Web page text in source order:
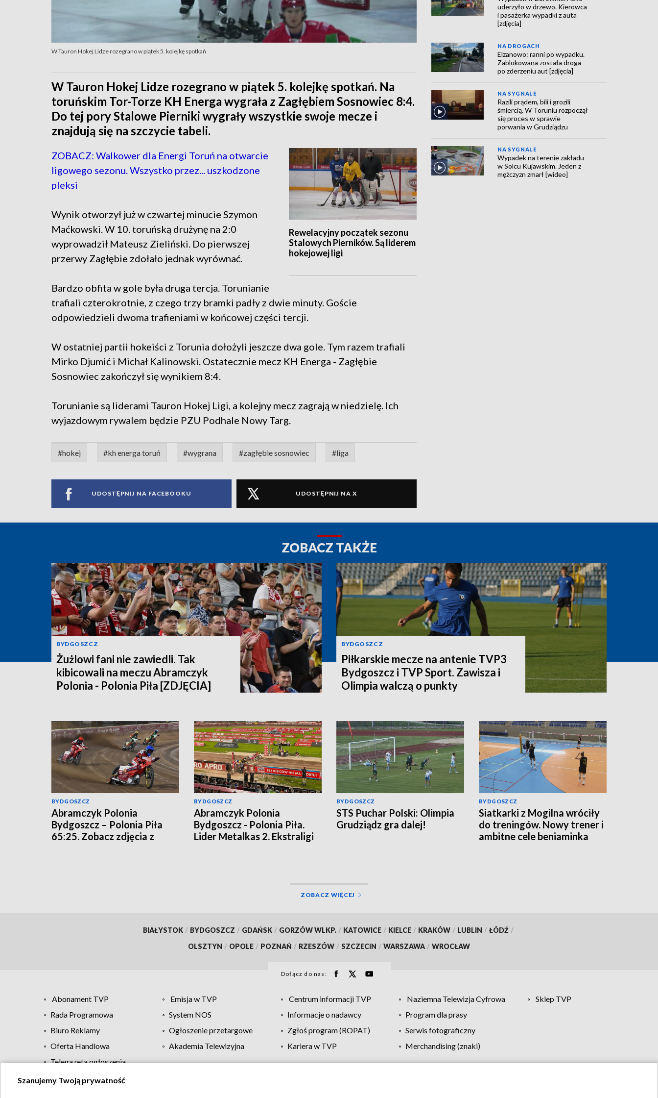
W Tauron Hokej Lidze rozegrano w piątek 5. kolejkę spotkań
W Tauron Hokej Lidze rozegrano w piątek 5. kolejkę spotkań. Na
toruńskim Tor-Torze KH Energa wygrała z Zagłębiem Sosnowiec 8:4.
Do tej pory Stalowe Pierniki wygrały wszystkie swoje mecze i
znajdują się na szczycie tabeli.
Rewelacyjny początek sezonu
Stalowych Pierników. Są liderem
hokejowej ligi
ZOBACZ: Walkower dla Energi Toruń na otwarcie
ligowego sezonu. Wszystko przez... uszkodzone
pleksi
Wynik otworzył już w czwartej minucie Szymon
Maćkowski. W 10. toruńską drużynę na 2:0
wyprowadził Mateusz Zieliński. Do pierwszej
przerwy Zagłębie zdołało jednak wyrównać.
Bardzo obfita w gole była druga tercja. Torunianie
trafiali czterokrotnie, z czego trzy bramki padły z dwie minuty. Goście
odpowiedzieli dwoma trafieniami w końcowej części tercji.
W ostatniej partii hokeiści z Torunia dołożyli jeszcze dwa gole. Tym razem trafiali
Mirko Djumić i Michał Kalinowski. Ostatecznie mecz KH Energa - Zagłębie
Sosnowiec zakończył się wynikiem 8:4.
Torunianie są liderami Tauron Hokej Ligi, a kolejny mecz zagrają w niedzielę. Ich
wyjazdowym rywalem będzie PZU Podhale Nowy Targ.
#hokej #kh energa toruń #wygrana #zagłębie sosnowiec #liga
UDOSTĘPNIJ NA FACEBOOKU UDOSTĘPNIJ NA X
uderzyło w drzewo. Kierowca
i pasażerka wypadki z auta
[zdjęcia]
NA DROGACH
Elzanowo: ranni po wypadku.
Zablokowana została droga
po zderzeniu aut [zdjęcia]
NA SYGNALE
Razili prądem, bili i grozili
śmiercią. W Toruniu rozpoczął
się proces w sprawie
porwania w Grudziądzu
NA SYGNALE
Wypadek na terenie zakładu
w Solcu Kujawskim. Jeden z
mężczyzn zmarł [wideo]
ZOBACZ TAKŻE
BYDGOSZCZ
Żużlowi fani nie zawiedli. Tak
kibicowali na meczu Abramczyk
Polonia - Polonia Piła [ZDJĘCIA]
BYDGOSZCZ
Piłkarskie mecze na antenie TVP3
Bydgoszcz i TVP Sport. Zawisza i
Olimpia walczą o punkty
BYDGOSZCZ
Abramczyk Polonia
Bydgoszcz – Polonia Piła
65:25. Zobacz zdjęcia z
BYDGOSZCZ
Abramczyk Polonia
Bydgoszcz - Polonia Piła.
Lider Metalkas 2. Ekstraligi
BYDGOSZCZ
STS Puchar Polski: Olimpia
Grudziądz gra dalej!
BYDGOSZCZ
Siatkarki z Mogilna wróciły
do treningów. Nowy trener i
ambitne cele beniaminka
ZOBACZ WIĘCEJ
BIAŁYSTOK / BYDGOSZCZ / GDAŃSK / GORZÓW WLKP. / KATOWICE / KIELCE / KRAKÓW / LUBLIN / ŁÓDŹ /
OLSZTYN / OPOLE / POZNAŃ / RZESZÓW / SZCZECIN / WARSZAWA / WROCŁAW
Dołącz do nas:
Abonament TVP Emisja w TVP Centrum informacji TVP Naziemna Telewizja Cyfrowa
Sklep TVP
Rada Programowa
System NOS Informacje o nadawcy
Program dla prasy
Biuro Reklamy
Ogłoszenie przetargowe Zgłoś program (ROPAT)
Serwis fotograficzny
Oferta Handlowa
Akademia Telewizyjna Kariera w TVP
Merchandising (znaki)
Telegazeta ogłoszenia
Szanujemy Twoją prywatność